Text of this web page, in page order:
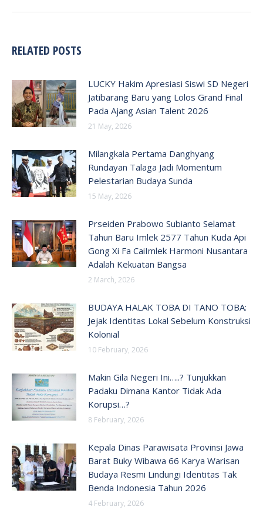
RELATED POSTS
LUCKY Hakim Apresiasi Siswi SD Negeri
Jatibarang Baru yang Lolos Grand Final
Pada Ajang Asian Talent 2026
21 May, 2026
Milangkala Pertama Danghyang
Rundayan Talaga Jadi Momentum
Pelestarian Budaya Sunda
15 May, 2026
Prseiden Prabowo Subianto Selamat
Tahun Baru Imlek 2577 Tahun Kuda Api
Gong Xi Fa CaiImlek Harmoni Nusantara
Adalah Kekuatan Bangsa
2 March, 2026
BUDAYA HALAK TOBA DI TANO TOBA:
Jejak Identitas Lokal Sebelum Konstruksi
Kolonial
10 February, 2026
Makin Gila Negeri Ini…..? Tunjukkan
Padaku Dimana Kantor Tidak Ada
Korupsi…?
8 February, 2026
Kepala Dinas Parawisata Provinsi Jawa
Barat Buky Wibawa 66 Karya Warisan
Budaya Resmi Lindungi Identitas Tak
Benda Indonesia Tahun 2026
4 February, 2026